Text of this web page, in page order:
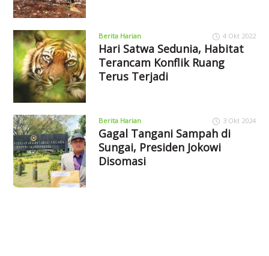
Berita Harian 4 Okt 2022
Hari Satwa Sedunia, Habitat
Terancam Konflik Ruang
Terus Terjadi
Berita Harian 3 Okt 2024
Gagal Tangani Sampah di
Sungai, Presiden Jokowi
Disomasi